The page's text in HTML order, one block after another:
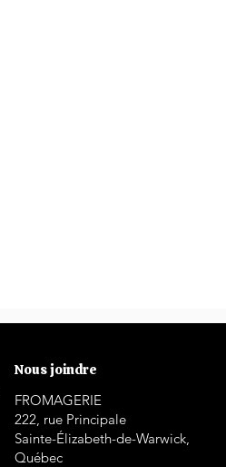
Nous joindre
FROMAGERIE
222, rue Principale
Sainte-Élizabeth-de-Warwick,
Québec